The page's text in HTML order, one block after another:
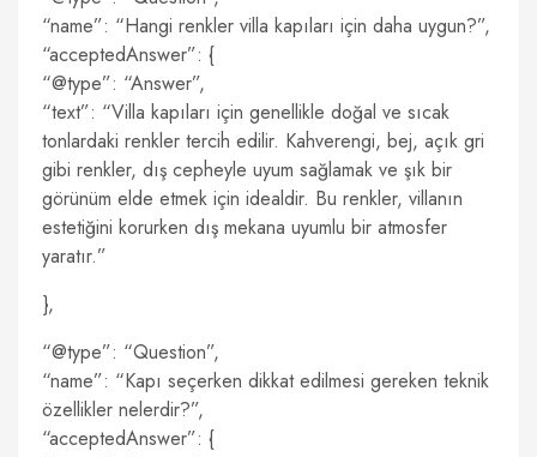
“name”: “Hangi renkler villa kapıları için daha uygun?”,
“acceptedAnswer”: {
“@type”: “Answer”,
“text”: “Villa kapıları için genellikle doğal ve sıcak
tonlardaki renkler tercih edilir. Kahverengi, bej, açık gri
gibi renkler, dış cepheyle uyum sağlamak ve şık bir
görünüm elde etmek için idealdir. Bu renkler, villanın
estetiğini korurken dış mekana uyumlu bir atmosfer
yaratır.”
},
“@type”: “Question”,
“name”: “Kapı seçerken dikkat edilmesi gereken teknik
özellikler nelerdir?”,
“acceptedAnswer”: {